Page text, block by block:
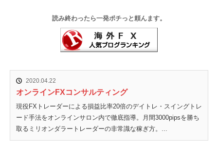
読み終わったら一発ポチっと頼んます。
2020.04.22
オンラインFXコンサルティング
現役FXトレーダーによる損益比率20倍のデイトレ・スイングトレ
ード手法をオンラインサロン内で徹底指導。月間3000pipsを勝ち
取るミリオンダラートレーダーの非常識な稼ぎ方。...